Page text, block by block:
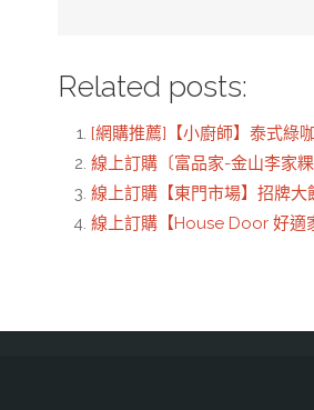
Related posts:
[網購推薦]【小廚師】泰式綠
線上訂購〔富品家-金山李家
線上訂購【東門市場】招牌
線上訂購【House Door 好適